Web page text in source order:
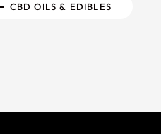
CBD OILS & EDIBLES